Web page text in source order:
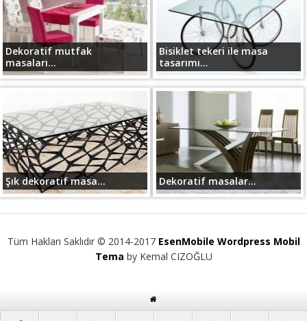
Dekoratif mutfak
masaları...
Bisiklet tekeri ile masa
tasarımı...
Şık dekoratif masa... Dekoratif masalar...
Tüm Hakları Saklıdır © 2014-2017 EsenMobile Wordpress Mobil
Tema by Kemal CIZOĞLU